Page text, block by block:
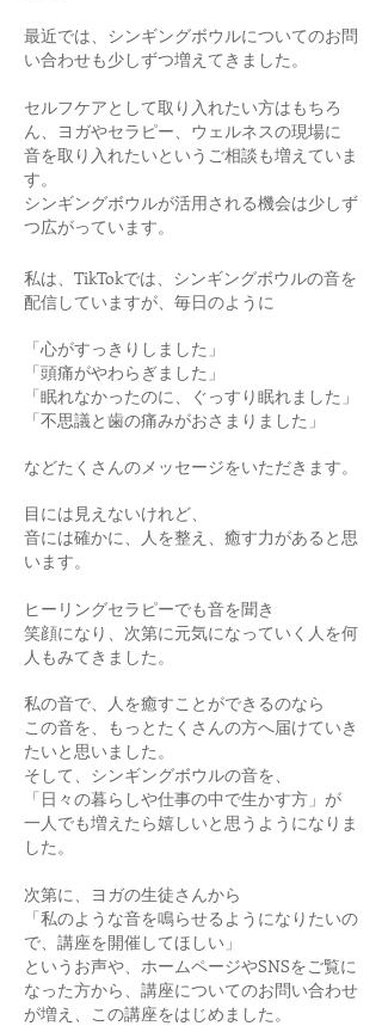
最近では、シンギングボウルについてのお問
い合わせも少しずつ増えてきました。
セルフケアとして取り入れたい方はもちろ
ん、ヨガやセラピー、ウェルネスの現場に
音を取り入れたいというご相談も増えていま
す。
シンギングボウルが活用される機会は少しず
つ広がっています。
私は、TikTokでは、シンギングボウルの音を
配信していますが、 毎日のように
「心がすっきりしました」
「頭痛がやわらぎました」
「眠れなかったのに、ぐっすり眠れました」
「不思議と歯の痛みがおさまりました」
などたくさんのメッセージをいただきます。
目には見えないけれど、
音には確かに、人を整え、癒す力があると思
います。
ヒーリングセラピーでも音を聞き
笑顔になり、次第に元気になっていく人を何
人もみてきました。
私の音で、人を癒すことができるのなら
この音を、もっとたくさんの方へ届けていき
たいと思いました。
そして、シンギングボウルの音を、
「日々の暮らしや仕事の中で生かす方」が
一人でも増えたら嬉しいと思うようになりま
した。
次第に、ヨガの生徒さんから
「私のような音を鳴らせるようになりたいの
で、講座を開催してほしい」
というお声や、ホームページやSNSをご覧に
なった方から、講座についてのお問い合わせ
が増え、この講座をはじめました。